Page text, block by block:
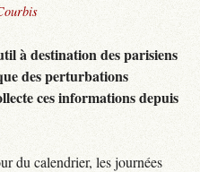
à destination des parisiens
des perturbations
ces informations depuis
du calendrier, les journées